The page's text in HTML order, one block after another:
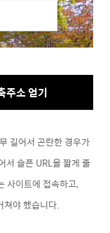
소 얻기
길어서 곤란한 경우가
서 슬픈 URL을 짧게 줄
사이트에 접속하고,
쳐야 했습니다.